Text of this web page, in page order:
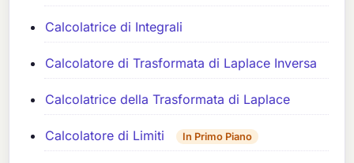
Calcolatrice di Integrali
Calcolatore di Trasformata di Laplace Inversa
Calcolatrice della Trasformata di Laplace
Calcolatore di Limiti In Primo Piano